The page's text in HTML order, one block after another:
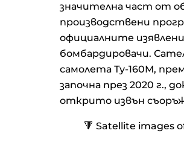
значителна част от
производствени
официалните
бомбардировачи.
самолета Ту-160М,
започна през 2020 г.,
открито извън
🔻 Satellite images